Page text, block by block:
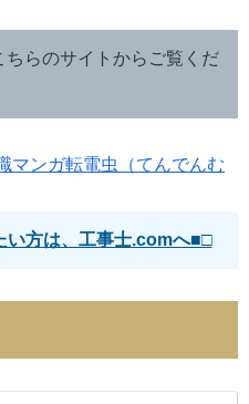
らのサイトからご覧くだ
マンガ転電虫（てんでんむ
い方は、工事士.comへ■□